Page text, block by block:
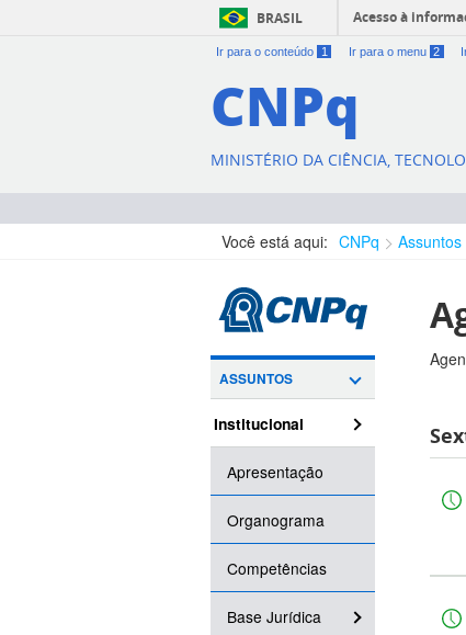
BRASIL Acesso à
Ir para o conteúdo 1 Ir para o menu 2
CNPq
MINISTÉRIO DA CIÊNCIA,
Você está aqui: CNPq Assuntos
ASSUNTOS
Institucional
Apresentação
Organograma
Competências
Base Jurídica